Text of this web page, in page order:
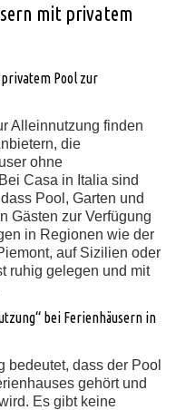
mit privatem
Pool zur
Alleinnutzung finden
die
ohne
Casa in Italia sind
Pool, Garten und
Gästen zur Verfügung
in Regionen wie der
auf Sizilien oder
ruhig gelegen und mit
bei Ferienhäusern in
bedeutet, dass der Pool
gehört und
Es gibt keine